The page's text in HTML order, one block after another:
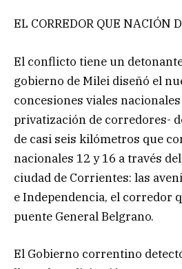
EL CORREDOR QUE NACIÓN
El conflicto tiene un
gobierno de Milei diseñó el
concesiones viales
privatización de corredores-
de casi seis kilómetros que
nacionales 12 y 16 a través
ciudad de Corrientes: las
e Independencia, el corredor
puente General Belgrano.
El Gobierno correntino